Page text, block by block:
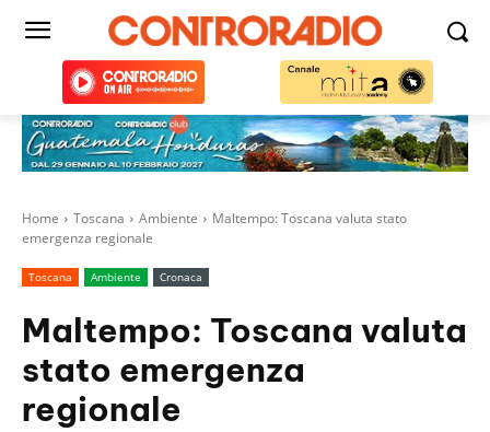
Home Toscana Ambiente
Maltempo: Toscana valuta stato
emergenza regionale
Toscana Ambiente Cronaca
Maltempo: Toscana valuta
stato emergenza
regionale